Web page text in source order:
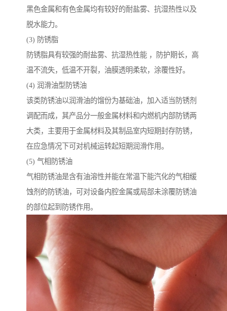
黑色金属和有色金属均有较好的耐盐雾、抗湿热性以及
脱水能力。
(3) 防锈脂
防锈脂具有较强的耐盐雾、抗湿热性能 ，防护期长，高
温不流失，低温不开裂，油膜透明柔软，涂覆性好。
(4) 润滑油型防锈油
该类防锈油以润滑油的馏份为基础油，加入适当防锈剂
调配而成，其产品分一般金属材料和内燃机内部防锈两
大类，主要用于金属材料及其制品室内短期封存防锈，
在应急情况下可对机械运转起短期润滑作用。
(5) 气相防锈油
气相防锈油是含有油溶性并能在常温下能汽化的气相缓
蚀剂的防锈油，可对设备内腔金属或局部未涂覆防锈油
的部位起到防锈作用。